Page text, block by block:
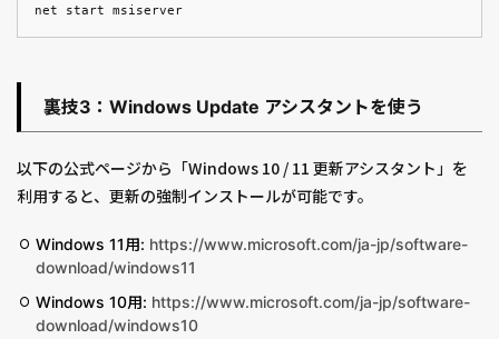
net start msiserver
裏技3：Windows Update アシスタントを使う
以下の公式ページから「Windows 10 / 11 更新アシスタント」を
利用すると、更新の強制インストールが可能です。
Windows 11用: https://www.microsoft.com/ja-jp/software-
download/windows11
Windows 10用: https://www.microsoft.com/ja-jp/software-
download/windows10